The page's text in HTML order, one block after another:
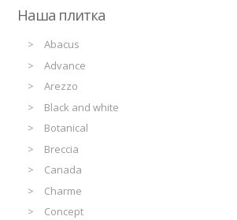
Наша плитка
Abacus
Advance
Arezzo
Black and white
Botanical
Breccia
Canada
Charme
Concept